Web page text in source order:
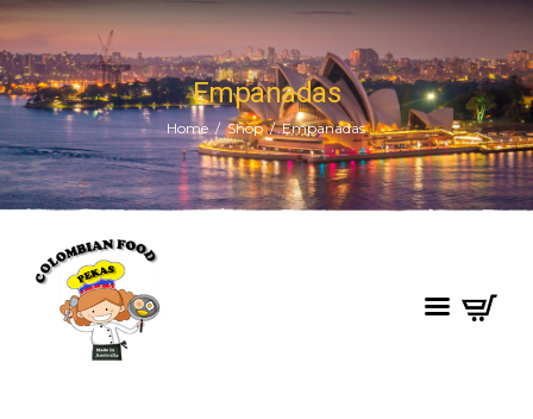
Empanadas
Home Shop Empanadas